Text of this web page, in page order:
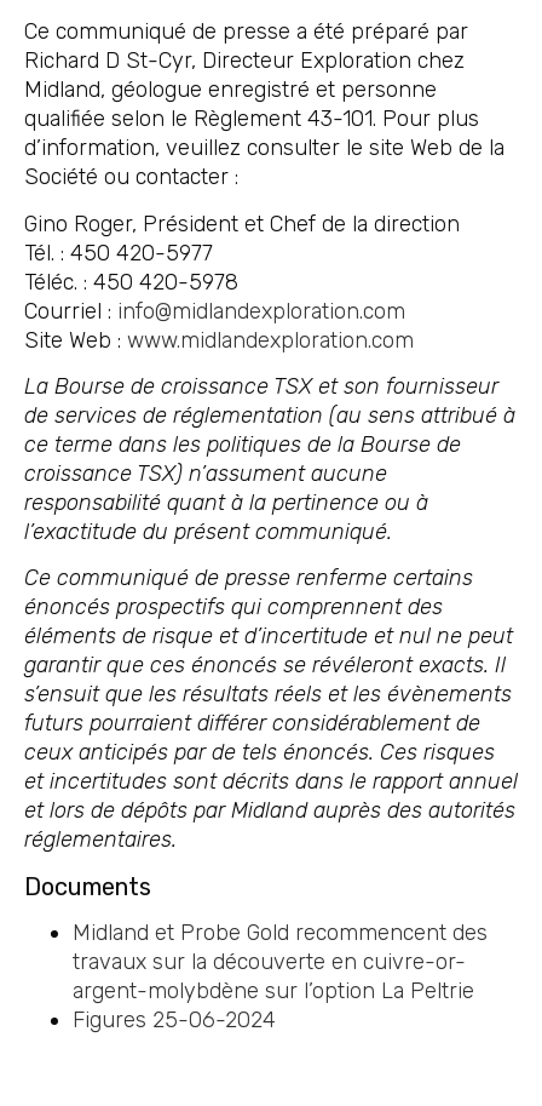
Ce communiqué de presse a été préparé par
Richard D St-Cyr, Directeur Exploration chez
Midland, géologue enregistré et personne
qualifiée selon le Règlement 43-101. Pour plus
d’information, veuillez consulter le site Web de la
Société ou contacter :
Gino Roger, Président et Chef de la direction
Tél. : 450 420-5977
Téléc. : 450 420-5978
Courriel : info@midlandexploration.com
Site Web : www.midlandexploration.com
La Bourse de croissance TSX et son fournisseur
de services de réglementation (au sens attribué à
ce terme dans les politiques de la Bourse de
croissance TSX) n’assument aucune
responsabilité quant à la pertinence ou à
l’exactitude du présent communiqué.
Ce communiqué de presse renferme certains
énoncés prospectifs qui comprennent des
éléments de risque et d’incertitude et nul ne peut
garantir que ces énoncés se révéleront exacts. Il
s’ensuit que les résultats réels et les évènements
futurs pourraient différer considérablement de
ceux anticipés par de tels énoncés. Ces risques
et incertitudes sont décrits dans le rapport annuel
et lors de dépôts par Midland auprès des autorités
réglementaires.
Documents
Midland et Probe Gold recommencent des
travaux sur la découverte en cuivre-or-
argent-molybdène sur l’option La Peltrie
Figures 25-06-2024